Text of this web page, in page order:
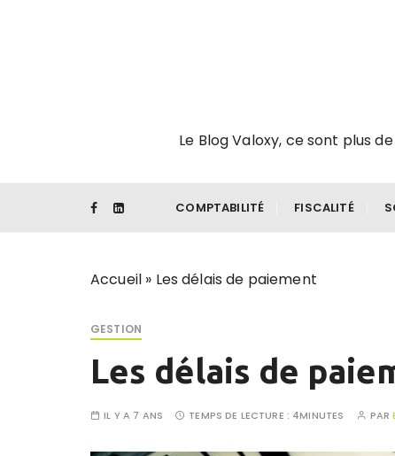
Le Blog Valoxy, ce sont plus
COMPTABILITÉ FISCALITÉ
Accueil » Les délais de paiement
GESTION
Les délais de
IL Y A 7 ANS TEMPS DE LECTURE : 4MINUTES PAR